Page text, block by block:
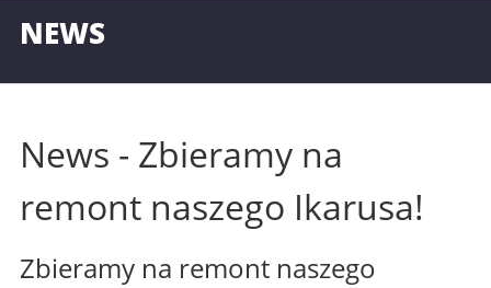
NEWS
News - Zbieramy na
remont naszego Ikarusa!
Zbieramy na remont naszego